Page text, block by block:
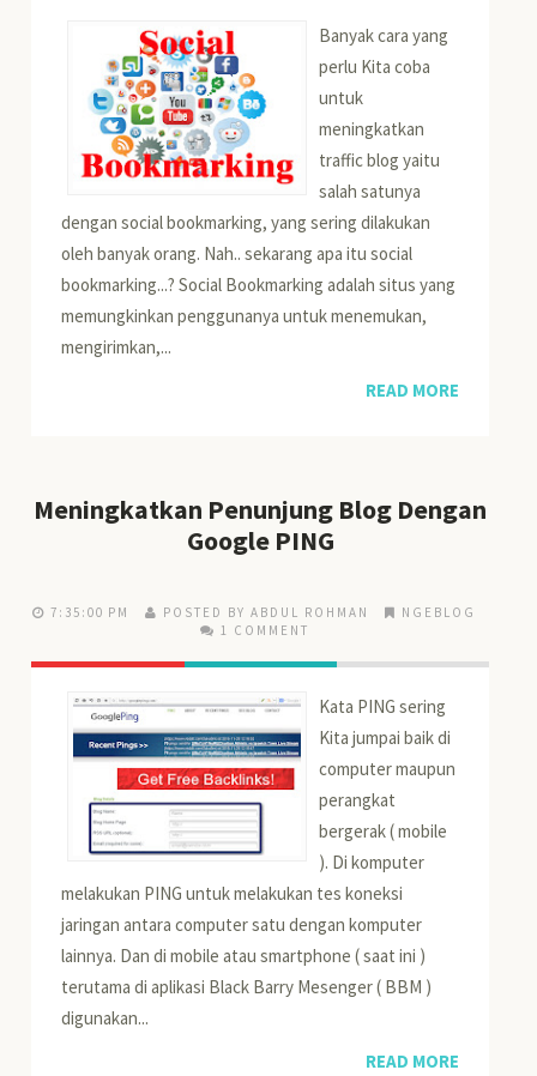
Banyak cara yang
perlu Kita coba
untuk
meningkatkan
traffic blog yaitu
salah satunya
dengan social bookmarking, yang sering dilakukan
oleh banyak orang. Nah.. sekarang apa itu social
bookmarking...? Social Bookmarking adalah situs yang
memungkinkan penggunanya untuk menemukan,
mengirimkan,...
READ MORE
Meningkatkan Penunjung Blog Dengan
Google PING
7:35:00 PM POSTED BY ABDUL ROHMAN
NGEBLOG
1 COMMENT
Kata PING sering
Kita jumpai baik di
computer maupun
perangkat
bergerak ( mobile
). Di komputer
melakukan PING untuk melakukan tes koneksi
jaringan antara computer satu dengan komputer
lainnya. Dan di mobile atau smartphone ( saat ini )
terutama di aplikasi Black Barry Mesenger ( BBM )
digunakan...
READ MORE